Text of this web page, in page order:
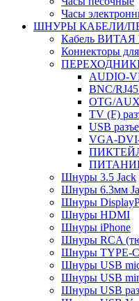
Часы
ШНУРЫ КАБЕЛИ/
Кабель
Коннекторы
AUDIO-
BNC/
OTG/AUX
TV (F)
USB
VGA-
ПИТАНИЕ
Шнуры 3.5 Jack
Шнуры 6.3мм
Шнуры
Шнуры HDMI
Шнуры iPhone
Шнуры RCA
Шнуры TYPE-C
Шнуры USB
Шнуры USB
Шнуры USB